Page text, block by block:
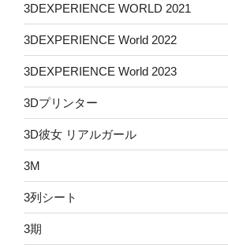
3DEXPERIENCE WORLD 2021
3DEXPERIENCE World 2022
3DEXPERIENCE World 2023
3Dプリンター
3D彼女 リアルガール
3M
3列シート
3期